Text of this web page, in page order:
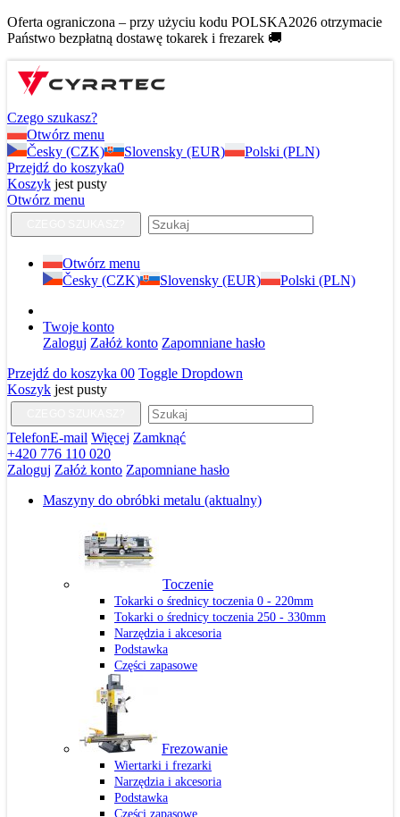
Oferta ograniczona – przy użyciu kodu POLSKA2026 otrzymacie
Państwo bezpłatną dostawę tokarek i frezarek 🚚
Czego szukasz?
Otwórz menu
Česky (CZK)
Slovensky (EUR)
Polski (PLN)
Przejdź do koszyka0
Koszyk jest pusty
Otwórz menu
Otwórz menu
Česky (CZK)
Slovensky (EUR) Polski (PLN)
Twoje konto
Zaloguj Załóż konto Zapomniane hasło
Przejdź do koszyka 00 Toggle Dropdown
Koszyk jest pusty
TelefonE-mail Więcej Zamknąć
+420 776 110 020
Zaloguj Załóż konto Zapomniane hasło
Maszyny do obróbki metalu (aktualny)
Toczenie
Tokarki o średnicy toczenia 0 - 220mm
Tokarki o średnicy toczenia 250 - 330mm
Narzędzia i akcesoria
Podstawka
Części zapasowe
Frezowanie
Wiertarki i frezarki
Narzędzia i akcesoria
Podstawka
Części zapasowe